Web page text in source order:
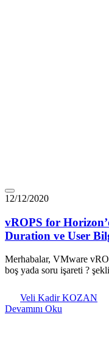
12/12/2020
vROPS for
Duration ve User
Merhabalar, VMware
boş yada soru işareti ?
Veli Kadir KOZAN
Devamını Oku